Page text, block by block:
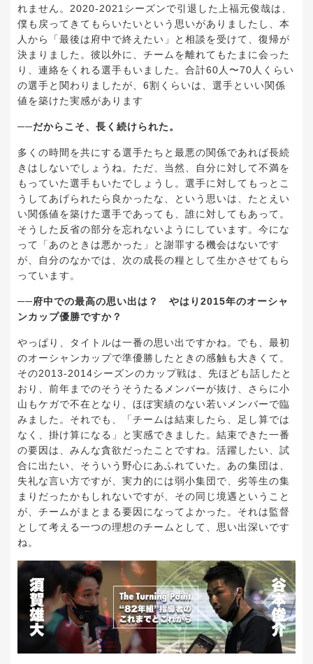
れません。2020-2021シーズンで引退した上福元俊哉は、
僕も戻ってきてもらいたいという思いがありましたし、本
人から「最後は府中で終えたい」と相談を受けて、復帰が
決まりました。彼以外に、チームを離れてもたまに会った
り、連絡をくれる選手もいました。合計60人〜70人くらい
の選手と関わりましたが、6割くらいは、選手といい関係
値を築けた実感があります
──だからこそ、長く続けられた。
多くの時間を共にする選手たちと最悪の関係であれば長続
きはしないでしょうね。ただ、当然、自分に対して不満を
もっていた選手もいたでしょうし。選手に対してもっとこ
うしてあげられたら良かったな、という思いは、たとえい
い関係値を築けた選手であっても、誰に対してもあって。
そうした反省の部分を忘れないようにしています。今にな
って「あのときは悪かった」と謝罪する機会はないです
が、自分のなかでは、次の成長の糧として生かさせてもら
っています。
──府中での最高の思い出は？ やはり2015年のオーシャ
ンカップ優勝ですか？
やっぱり、タイトルは一番の思い出ですかね。でも、最初
のオーシャンカップで準優勝したときの感触も大きくて。
その2013-2014シーズンのカップ戦は、先ほども話したと
おり、前年までのそうそうたるメンバーが抜け、さらに小
山もケガで不在となり、ほぼ実績のない若いメンバーで臨
みました。それでも、「チームは結束したら、足し算では
なく、掛け算になる」と実感できました。結束できた一番
の要因は、みんな貪欲だったことですね。活躍したい、試
合に出たい、そういう野心にあふれていた。あの集団は、
失礼な言い方ですが、実力的には弱小集団で、劣等生の集
まりだったかもしれないですが、その同じ境遇ということ
が、チームがまとまる要因になってよかった。それは監督
として考える一つの理想のチームとして、思い出深いです
ね。